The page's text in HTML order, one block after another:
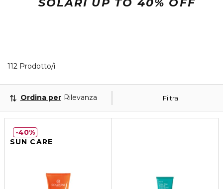
SOLARI UP TO 40% OFF
112 Prodotto/i
Filtra
Ordina per Rilevanza
SUN CARE
40%